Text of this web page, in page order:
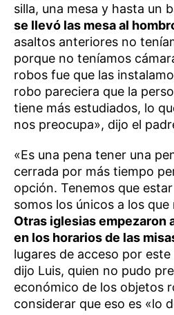
silla, una mesa y hasta un
se llevó las mesa al
asaltos anteriores no
porque no teníamos
robos fue que las
robo pareciera que la
tiene más estudiados, lo
nos preocupa», dijo el
«Es una pena tener una
cerrada por más tiempo
opción. Tenemos que
somos los únicos a los
Otras iglesias empezaron
en los horarios de las
lugares de acceso por
dijo Luis, quien no pudo
económico de los objetos
considerar que eso es «lo